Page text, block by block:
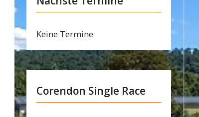
Keine Termine
Corendon Single Race